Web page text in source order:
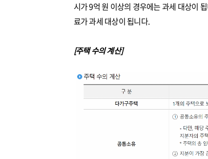
시가 9억 원 이상의 경우에는 과세 대상이
료가 과세 대상이 됩니다.
[주택 수의 계산]